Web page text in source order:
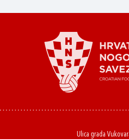
Ulica grada